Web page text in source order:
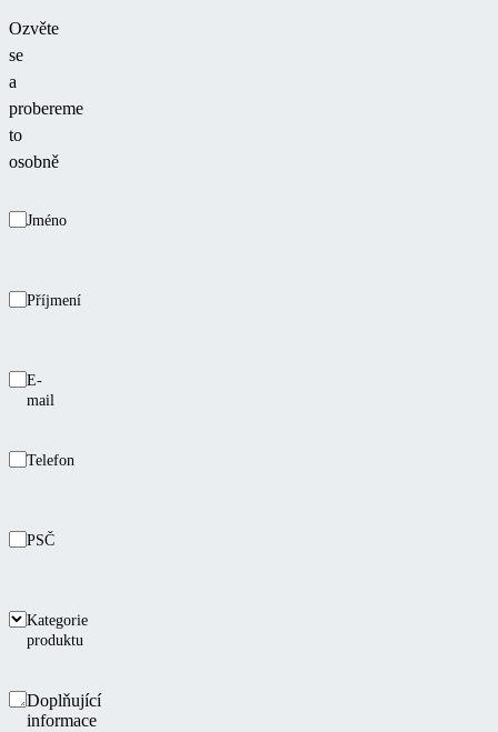
Ozvěte
se
a
probereme
to
osobně
Jméno
Příjmení
E-
mail
Telefon
PSČ
Kategorie
produktu
Doplňující
informace